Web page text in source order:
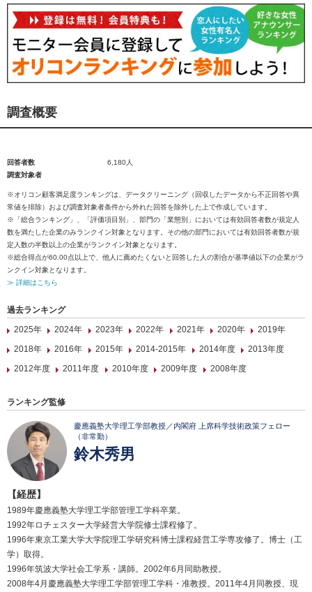
調査概要
回答者数
6,180人
調査対象者
※オリコン顧客満足度ランキングは、データクリーニング（回収したデータから不正回答や異
常値を排除）および調査対象者条件から外れた回答を除外した上で作成しています。
※「総合ランキング」、「評価項目別」、部門の「業態別」においては有効回答者数が規定人
数を満たした企業のみランクイン対象となります。その他の部門においては有効回答者数が規
定人数の半数以上の企業がランクイン対象となります。
※総合得点が60.00点以上で、他人に薦めたくないと回答した人の割合が基準値以下の企業がラ
ンクイン対象となります。
≫ 詳細はこちら
過去ランキング
2025年
2024年 2023年 2022年 2021年 2020年
2019年
2018年
2016年 2015年 2014-2015年 2014年度
2013年度
2012年度
2011年度 2010年度 2009年度 2008年度
ランキング監修
慶應義塾大学理工学部教授／内閣府 上席科学技術政策フェロー
（非常勤）
鈴木秀男
【経歴】
1989年慶應義塾大学理工学部管理工学科卒業。
1992年ロチェスター大学経営大学院修士課程修了。
1996年東京工業大学大学院理工学研究科博士課程経営工学専攻修了。博士（工
学）取得。
1996年筑波大学社会工学系・講師。2002年6月同助教授。
2008年4月慶應義塾大学理工学部管理工学科・准教授。2011年4月同教授、現